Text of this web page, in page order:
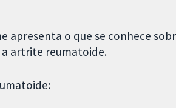
apresenta o que se conhece
a artrite reumatoide.